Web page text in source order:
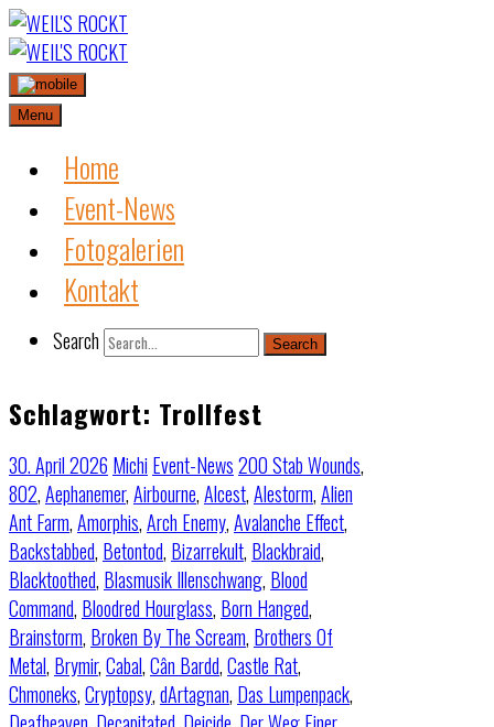
Skip
to
content
Menu
Home
Event-News
Fotogalerien
Kontakt
Search Search
Schlagwort: Trollfest
30. April 2026 Michi Event-News200 Stab Wounds,
802,Aephanemer,Airbourne,Alcest,Alestorm,Alien
Ant Farm,Amorphis,Arch Enemy,Avalanche Effect,
Backstabbed, Betontod, Bizarrekult, Blackbraid,
Blacktoothed, Blasmusik Illenschwang, Blood
Command, Bloodred Hourglass, Born Hanged,
Brainstorm, Broken By The Scream, Brothers Of
Metal, Brymir,Cabal,Cân Bardd,Castle Rat,
Chmoneks,Cryptopsy,dArtagnan, Das Lumpenpack,